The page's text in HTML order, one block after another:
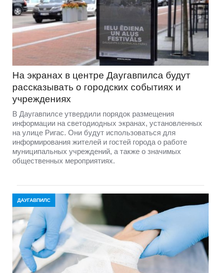
На экранах в центре Даугавпилса будут
рассказывать о городских событиях и
учреждениях
В Даугавпилсе утвердили порядок размещения
информации на светодиодных экранах, установленных
на улице Ригас. Они будут использоваться для
информирования жителей и гостей города о работе
муниципальных учреждений, а также о значимых
общественных мероприятиях.
ДАУГАВПИЛС